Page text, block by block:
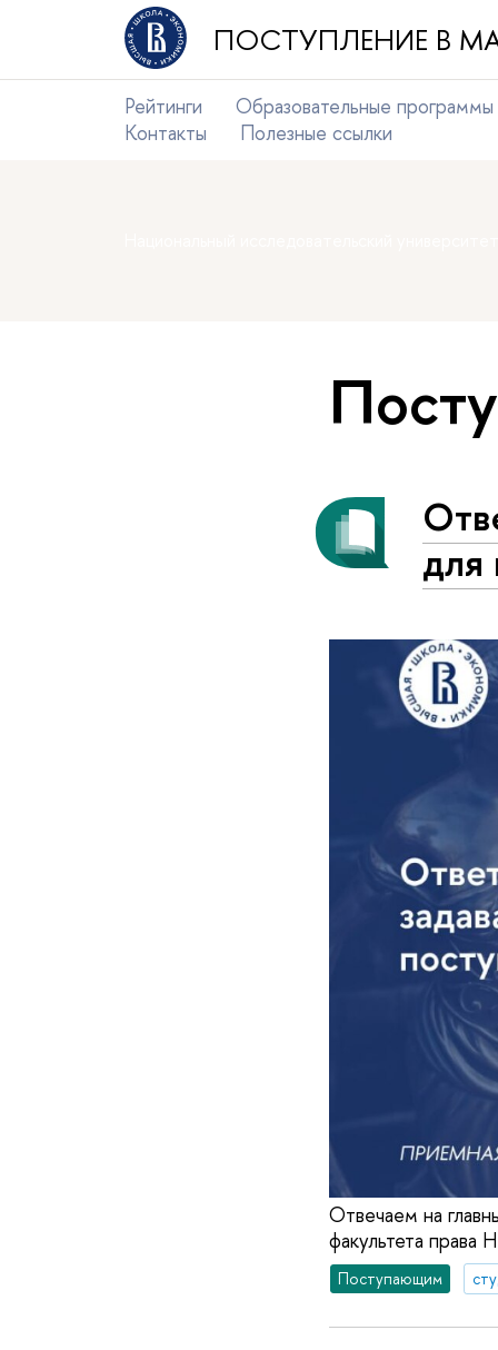
ПОСТУПЛЕНИЕ В
Рейтинги
Образовательные программы
Контакты
Полезные ссылки
для
Отвечаем на
факультета
Поступающим